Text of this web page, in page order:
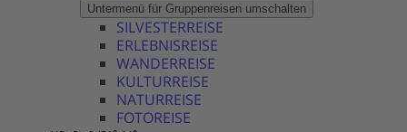
Untermenü für Gruppenreisen umschalten
SILVESTERREISE
ERLEBNISREISE
WANDERREISE
KULTURREISE
NATURREISE
FOTOREISE